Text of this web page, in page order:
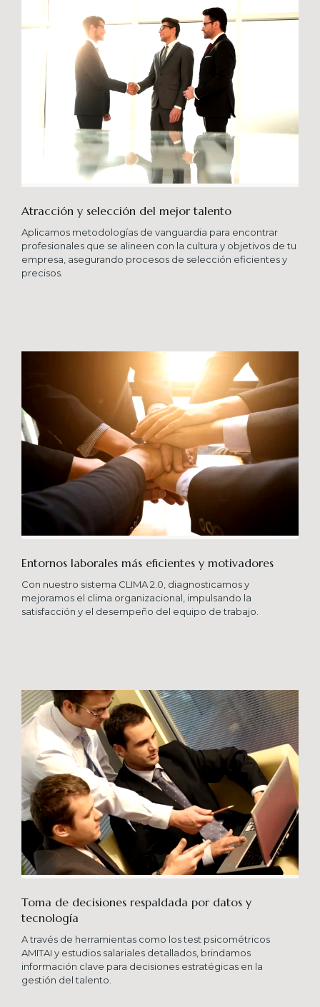
potencien su crecimiento en los niveles
esperados combinando una serie de buenas
prácticas y diversas metodologías.
Atracción y selección del mejor talento
Aplicamos metodologías de vanguardia para encontrar
profesionales que se alineen con la cultura y objetivos de tu
empresa, asegurando procesos de selección eficientes y
precisos.
Entornos laborales más eficientes y motivadores
Con nuestro sistema CLIMA 2.0, diagnosticamos y
mejoramos el clima organizacional, impulsando la
satisfacción y el desempeño del equipo de trabajo.
Toma de decisiones respaldada por datos y
tecnología​
A través de herramientas como los test psicométricos
AMITAI y estudios salariales detallados, brindamos
información clave para decisiones estratégicas en la
gestión del talento.